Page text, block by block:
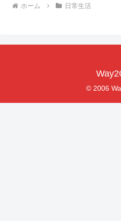
ホーム 日常生活
© 2006